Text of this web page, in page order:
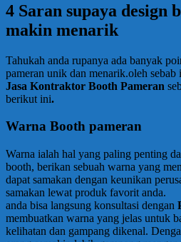
4 Saran supaya design
makin menarik
Tahukah anda rupanya ada banyak
pameran unik dan menarik.oleh sebab
Jasa Kontraktor Booth Pameran
berikut ini.
Warna Booth pameran
Warna ialah hal yang paling penting
booth, berikan sebuah warna yang
dapat samakan dengan keunikan
samakan lewat produk favorit anda.
anda bisa langsung konsultasi dengan
membuatkan warna yang jelas untuk
kelihatan dan gampang dikenal.